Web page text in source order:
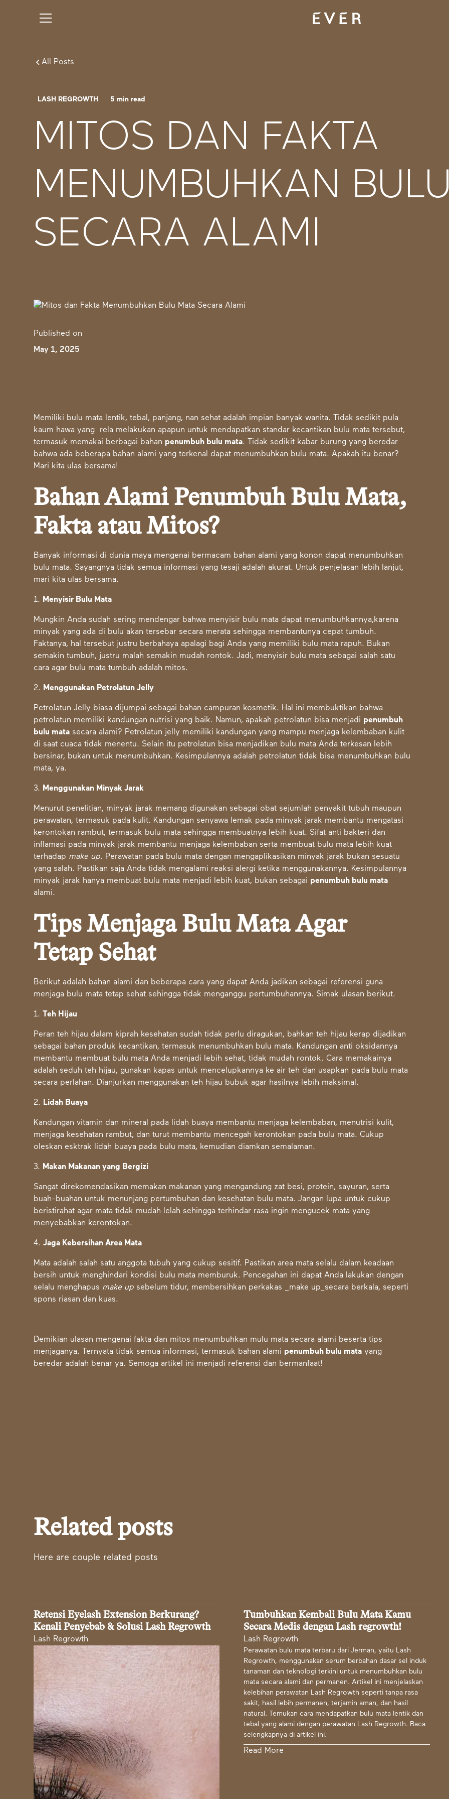
All Posts
LASH REGROWTH 5 min read
MITOS DAN FAKTA
MENUMBUHKAN
SECARA ALAMI
Published on
May 1, 2025
Memiliki bulu mata lentik, tebal, panjang, nan sehat adalah impian banyak wanita. Tidak sedikit pula
kaum hawa yang rela melakukan apapun untuk mendapatkan standar kecantikan bulu mata tersebut,
termasuk memakai berbagai bahan penumbuh bulu mata. Tidak sedikit kabar burung yang beredar
bahwa ada beberapa bahan alami yang terkenal dapat menumbuhkan bulu mata. Apakah itu benar?
Mari kita ulas bersama!
Bahan Alami Penumbuh Bulu Mata,
Fakta atau Mitos?
Banyak informasi di dunia maya mengenai bermacam bahan alami yang konon dapat menumbuhkan
bulu mata. Sayangnya tidak semua informasi yang tesaji adalah akurat. Untuk penjelasan lebih lanjut,
mari kita ulas bersama.
1. Menyisir Bulu Mata
Mungkin Anda sudah sering mendengar bahwa menyisir bulu mata dapat menumbuhkannya,karena
minyak yang ada di bulu akan tersebar secara merata sehingga membantunya cepat tumbuh.
Faktanya, hal tersebut justru berbahaya apalagi bagi Anda yang memiliki bulu mata rapuh. Bukan
semakin tumbuh, justru malah semakin mudah rontok. Jadi, menyisir bulu mata sebagai salah satu
cara agar bulu mata tumbuh adalah mitos.
2. Menggunakan Petrolatun Jelly
Petrolatun Jelly biasa dijumpai sebagai bahan campuran kosmetik. Hal ini membuktikan bahwa
petrolatun memiliki kandungan nutrisi yang baik. Namun, apakah petrolatun bisa menjadi penumbuh
bulu mata secara alami? Petrolatun jelly memiliki kandungan yang mampu menjaga kelembaban kulit
di saat cuaca tidak menentu. Selain itu petrolatun bisa menjadikan bulu mata Anda terkesan lebih
bersinar, bukan untuk menumbuhkan. Kesimpulannya adalah petrolatun tidak bisa menumbuhkan bulu
mata, ya.
3. Menggunakan Minyak Jarak
Menurut penelitian, minyak jarak memang digunakan sebagai obat sejumlah penyakit tubuh maupun
perawatan, termasuk pada kulit. Kandungan senyawa lemak pada minyak jarak membantu mengatasi
kerontokan rambut, termasuk bulu mata sehingga membuatnya lebih kuat. Sifat anti bakteri dan
inflamasi pada minyak jarak membantu menjaga kelembaban serta membuat bulu mata lebih kuat
terhadap make up. Perawatan pada bulu mata dengan mengaplikasikan minyak jarak bukan sesuatu
yang salah. Pastikan saja Anda tidak mengalami reaksi alergi ketika menggunakannya. Kesimpulannya
minyak jarak hanya membuat bulu mata menjadi lebih kuat, bukan sebagai penumbuh bulu mata
alami.
Tips Menjaga Bulu Mata Agar
Tetap Sehat
Berikut adalah bahan alami dan beberapa cara yang dapat Anda jadikan sebagai referensi guna
menjaga bulu mata tetap sehat sehingga tidak menganggu pertumbuhannya. Simak ulasan berikut.
1. Teh Hijau
Peran teh hijau dalam kiprah kesehatan sudah tidak perlu diragukan, bahkan teh hijau kerap dijadikan
sebagai bahan produk kecantikan, termasuk menumbuhkan bulu mata. Kandungan anti oksidannya
membantu membuat bulu mata Anda menjadi lebih sehat, tidak mudah rontok. Cara memakainya
adalah seduh teh hijau, gunakan kapas untuk mencelupkannya ke air teh dan usapkan pada bulu mata
secara perlahan. Dianjurkan menggunakan teh hijau bubuk agar hasilnya lebih maksimal.
2. Lidah Buaya
Kandungan vitamin dan mineral pada lidah buaya membantu menjaga kelembaban, menutrisi kulit,
menjaga kesehatan rambut, dan turut membantu mencegah kerontokan pada bulu mata. Cukup
oleskan esktrak lidah buaya pada bulu mata, kemudian diamkan semalaman.
3. Makan Makanan yang Bergizi
Sangat direkomendasikan memakan makanan yang mengandung zat besi, protein, sayuran, serta
buah-buahan untuk menunjang pertumbuhan dan kesehatan bulu mata. Jangan lupa untuk cukup
beristirahat agar mata tidak mudah lelah sehingga terhindar rasa ingin mengucek mata yang
menyebabkan kerontokan.
4.Jaga Kebersihan Area Mata
Mata adalah salah satu anggota tubuh yang cukup sesitif. Pastikan area mata selalu dalam keadaan
bersih untuk menghindari kondisi bulu mata memburuk. Pencegahan ini dapat Anda lakukan dengan
selalu menghapus make up sebelum tidur, membersihkan perkakas _make up_secara berkala, seperti
spons riasan dan kuas.
Demikian ulasan mengenai fakta dan mitos menumbuhkan mulu mata secara alami beserta tips
menjaganya. Ternyata tidak semua informasi, termasuk bahan alami penumbuh bulu mata yang
beredar adalah benar ya. Semoga artikel ini menjadi referensi dan bermanfaat!
Related posts
Here are couple related posts
Retensi Eyelash Extension Berkurang?
Kenali Penyebab & Solusi Lash Regrowth
Lash Regrowth
Tumbuhkan Kembali Bulu Mata Kamu
Secara Medis dengan Lash regrowth!
Lash Regrowth
Perawatan bulu mata terbaru dari Jerman, yaitu Lash
Regrowth, menggunakan serum berbahan dasar sel induk
tanaman dan teknologi terkini untuk menumbuhkan bulu
mata secara alami dan permanen. Artikel ini menjelaskan
kelebihan perawatan Lash Regrowth seperti tanpa rasa
sakit, hasil lebih permanen, terjamin aman, dan hasil
natural. Temukan cara mendapatkan bulu mata lentik dan
tebal yang alami dengan perawatan Lash Regrowth. Baca
selengkapnya di artikel ini.
Read More